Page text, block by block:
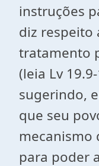
instruções
diz respeito
tratamento
(leia Lv
sugerindo,
que seu
mecanismo
para poder